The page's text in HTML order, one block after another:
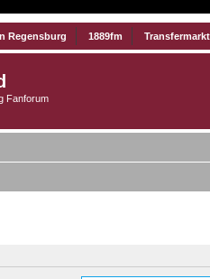
Regensburg 1889fm Transfermarkt
Fanforum